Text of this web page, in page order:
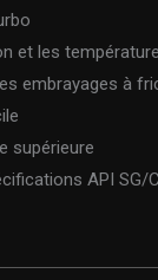
et les
embrayages à
supérieure
API SG/